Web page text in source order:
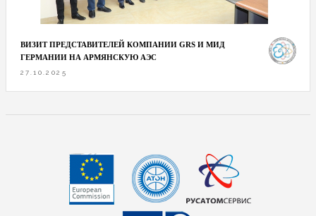
ВИЗИТ ПРЕДСТАВИТЕЛЕЙ КОМПАНИИ GRS И МИД
ГЕРМАНИИ НА АРМЯНСКУЮ АЭС
27.10.2025